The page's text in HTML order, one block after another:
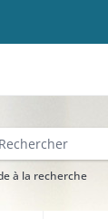
à la recherche